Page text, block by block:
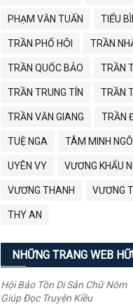
PHẠM VĂN TUẤN TIỂU
TRẦN PHỐ HỘI TRẦN
TRẦN QUỐC BẢO TRẦN
TRẦN TRUNG TÍN TRẦN
TRẦN VĂN GIANG TRẦN
TUỆ NGA TÂM MINH
UYÊN VY VƯƠNG KHẨU
VƯƠNG THANH VƯƠNG
THY AN
NHỮNG TRANG WEB
Hội Bảo Tồn Di Sản Chữ Nôm
Giúp Đọc Truyện Kiều